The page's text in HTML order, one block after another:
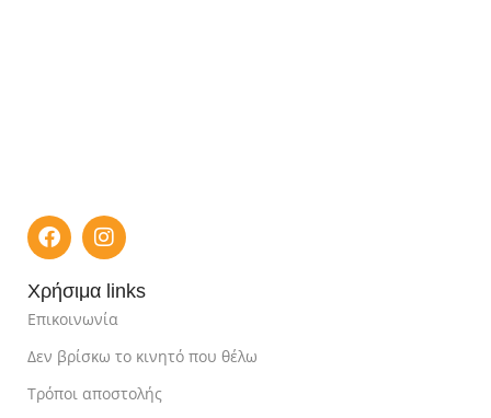
Χρήσιμα links
Επικοινωνία
Δεν βρίσκω το κινητό που θέλω
Τρόποι αποστολής